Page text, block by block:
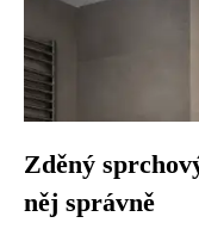
Zděný
něj správně